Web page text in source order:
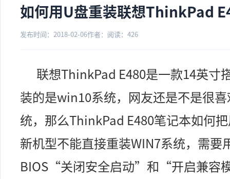
如何用U盘重装联想ThinkPad
发布时间：2018-02-06作者： 阅读： 426
联想ThinkPad E480是一款14英寸
装的是win10系统，网友还是不是很
统， 那么ThinkPad E480笔记本如何
新机型不能直接重装WIN7系统，需
BIOS“关闭安全启动”和“开启兼容